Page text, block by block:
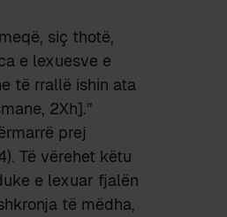
siç thotë,
e lexuesve e
të rrallë ishin ata
2Xh].”
prej
Të vërehet këtu
e lexuar fjalën
të mëdha,